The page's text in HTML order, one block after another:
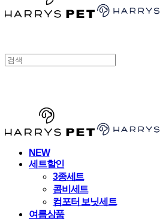
NEW
세트할인
3종세트
콤비세트
컴포터 보닛세트
여름상품